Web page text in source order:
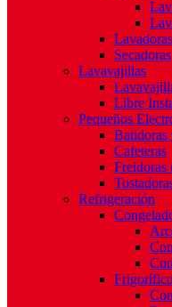
Secadoras
Lavavajillas
Libre
Pequeños
Batidoras
Cafeteras
Freidoras
Refrigeración